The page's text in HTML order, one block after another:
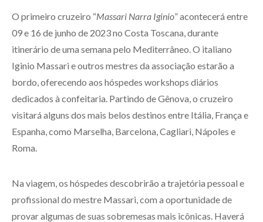
O primeiro cruzeiro “Massari Narra Iginio” acontecerá entre
09 e 16 de junho de 2023 no Costa Toscana, durante
itinerário de uma semana pelo Mediterrâneo. O italiano
Iginio Massari e outros mestres da associação estarão a
bordo, oferecendo aos hóspedes workshops diários
dedicados à confeitaria. Partindo de Gênova, o cruzeiro
visitará alguns dos mais belos destinos entre Itália, França e
Espanha, como Marselha, Barcelona, Cagliari, Nápoles e
Roma.
Na viagem, os hóspedes descobrirão a trajetória pessoal e
profissional do mestre Massari, com a oportunidade de
provar algumas de suas sobremesas mais icônicas. Haverá